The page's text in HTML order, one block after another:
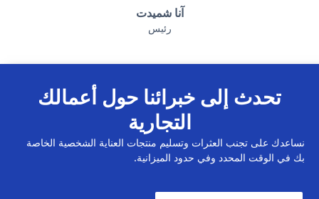
آنا شميدت
رئيس
تحدث إلى خبرائنا حول أعمالك
التجارية
نساعدك على تجنب العثرات وتسليم منتجات العناية الشخصية الخاصة
بك في الوقت المحدد وفي حدود الميزانية.